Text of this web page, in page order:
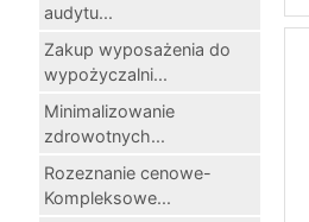
audytu...
Zakup wyposażenia do
wypożyczalni...
Minimalizowanie
zdrowotnych...
Rozeznanie cenowe-
Kompleksowe...